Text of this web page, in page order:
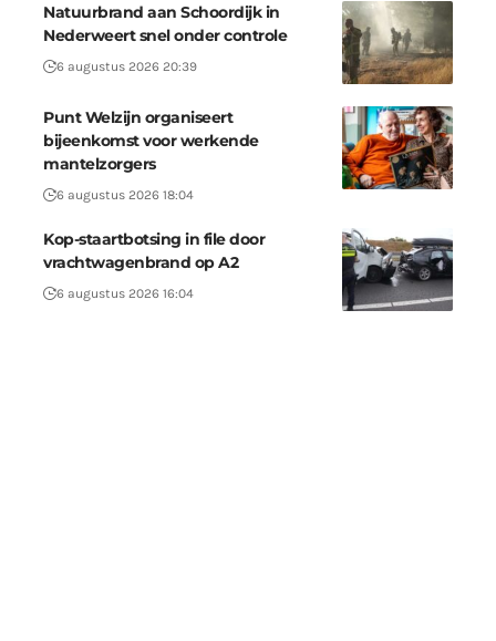
Natuurbrand aan Schoordijk in
Nederweert snel onder controle
6 augustus 2026 20:39
Punt Welzijn organiseert
bijeenkomst voor werkende
mantelzorgers
6 augustus 2026 18:04
Kop-staartbotsing in file door
vrachtwagenbrand op A2
6 augustus 2026 16:04